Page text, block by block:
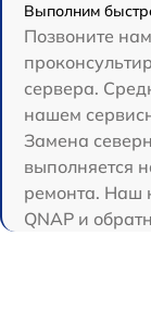
Выполним
Позвоните
сервера.
нашем
Замена
выполняется
ремонта. Наш
QNAP и